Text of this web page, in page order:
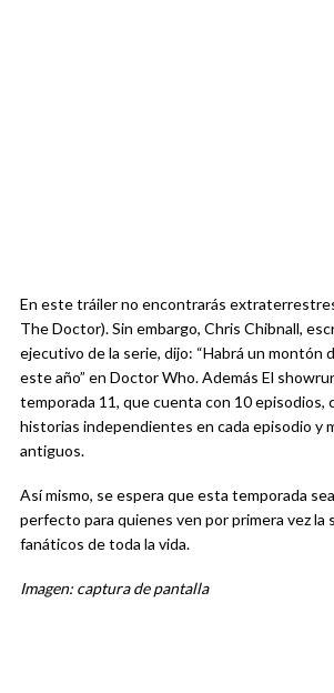
En este tráiler no encontrarás
The Doctor). Sin embargo, Chris Chibnall,
ejecutivo de la serie, dijo: “Habrá un montón
este año” en Doctor Who. Además El
temporada 11, que cuenta con 10 episodios,
historias independientes en cada episodio y
antiguos.
Así mismo, se espera que esta temporada
perfecto para quienes ven por primera vez la
fanáticos de toda la vida.
Imagen: captura de pantalla